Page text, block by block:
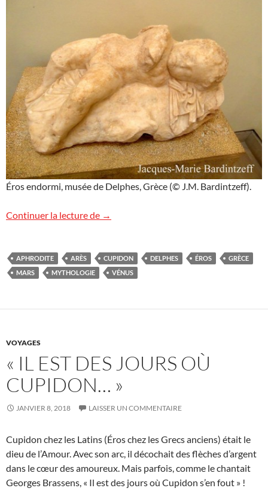
Éros endormi, musée de Delphes, Grèce (© J.M. Bardintzeff).
Continuer la lecture de Éros endormi
→
APHRODITE ARÈS CUPIDON DELPHES ÉROS
GRÈCE
MARS
MYTHOLOGIE VÉNUS
VOYAGES
« IL EST DES JOURS OÙ
CUPIDON… »
JANVIER 8, 2018 LAISSER UN COMMENTAIRE
Cupidon chez les Latins (Éros chez les Grecs anciens) était le
dieu de l’Amour. Avec son arc, il décochait des flèches d’argent
dans le cœur des amoureux. Mais parfois, comme le chantait
Georges Brassens, « Il est des jours où Cupidon s’en fout » !